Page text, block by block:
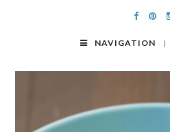
NAVIGATION